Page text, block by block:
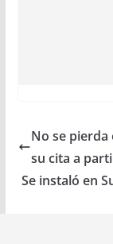
No se pierda
su cita a
Se instaló en